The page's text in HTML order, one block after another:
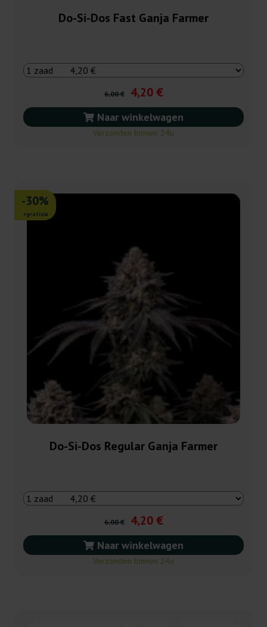
Do-Si-Dos Fast Ganja Farmer
6,00 € 4,20 €
Naar winkelwagen
Verzonden binnen 24u
-30%
+gratisie
Do-Si-Dos Regular Ganja Farmer
6,00 € 4,20 €
Naar winkelwagen
Verzonden binnen 24u